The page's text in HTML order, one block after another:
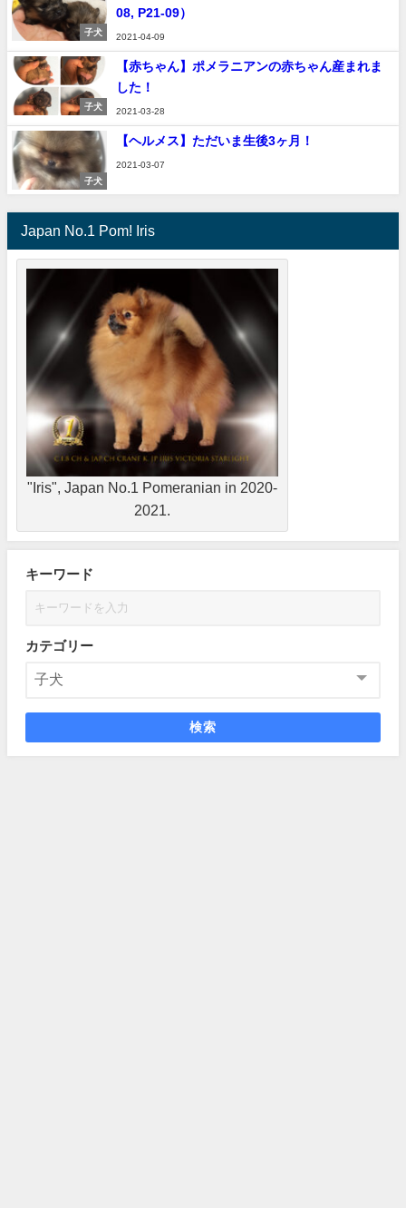
子犬
08, P21-09）
2021-04-09
子犬
【赤ちゃん】ポメラニアンの赤ちゃん産まれま
した！
2021-03-28
子犬
【ヘルメス】ただいま生後3ヶ月！
2021-03-07
Japan No.1 Pom! Iris
"Iris", Japan No.1 Pomeranian in 2020-
2021.
キーワード
カテゴリー
検索